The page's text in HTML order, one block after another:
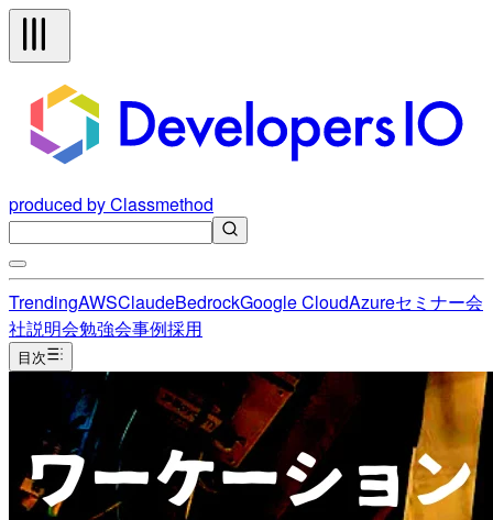
produced by Classmethod
TrendingAWSClaudeBedrockGoogle CloudAzureセミナー会
社説明会勉強会事例採用
目次